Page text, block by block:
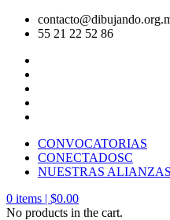
55 21 22 52 86
CONVOCATORIAS
CONECTADOSC
NUESTRAS ALIANZAS
0 items | $0.00
No products in the cart.